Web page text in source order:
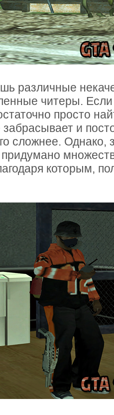
различные
читеры.
просто
и
сложнее. Однако,
которым,